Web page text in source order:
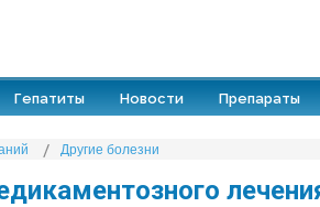
Гепатиты Новости Препараты
Другие болезни